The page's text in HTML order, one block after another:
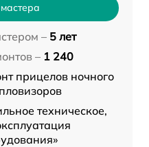
– 5 лет
– 1 240
прицелов ночного
техническое,